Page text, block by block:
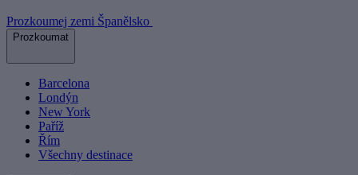
Prozkoumej zemi Španělsko
Prozkoumat
Barcelona
Londýn
New York
Paříž
Řím
Všechny destinace